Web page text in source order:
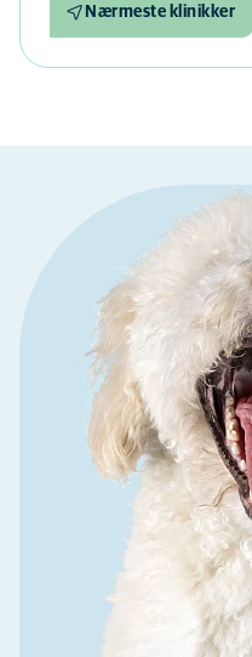
Nærmeste klinikker